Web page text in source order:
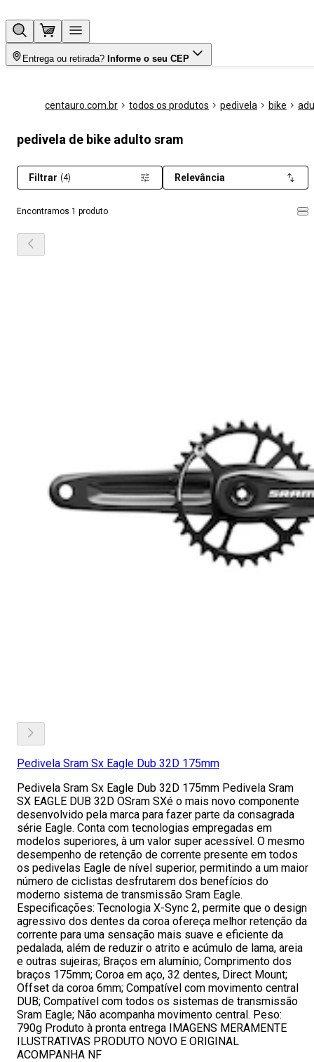
Entrega ou retirada? Informe o seu CEP
centauro.com.br todos os produtos pedivela bike
pedivela de bike adulto sram
Encontramos 1 produto
Filtrar (4) Relevância
Pedivela Sram Sx Eagle Dub 32D 175mm
Pedivela Sram Sx Eagle Dub 32D 175mm Pedivela Sram
SX EAGLE DUB 32D OSram SXé o mais novo componente
desenvolvido pela marca para fazer parte da consagrada
série Eagle. Conta com tecnologias empregadas em
modelos superiores, à um valor super acessível. O mesmo
desempenho de retenção de corrente presente em todos
os pedivelas Eagle de nível superior, permitindo a um maior
número de ciclistas desfrutarem dos benefícios do
moderno sistema de transmissão Sram Eagle.
Especificações: Tecnologia X-Sync 2, permite que o design
agressivo dos dentes da coroa ofereça melhor retenção da
corrente para uma sensação mais suave e eficiente da
pedalada, além de reduzir o atrito e acúmulo de lama, areia
e outras sujeiras; Braços em alumínio; Comprimento dos
braços 175mm; Coroa em aço, 32 dentes, Direct Mount;
Offset da coroa 6mm; Compatível com movimento central
DUB; Compatível com todos os sistemas de transmissão
Sram Eagle; Não acompanha movimento central. Peso:
790g Produto à pronta entrega IMAGENS MERAMENTE
ILUSTRATIVAS PRODUTO NOVO E ORIGINAL
ACOMPANHA NF